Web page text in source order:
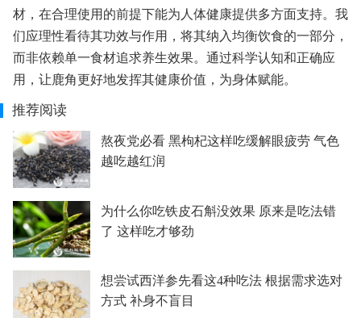
材，在合理使用的前提下能为人体健康提供多方面支持。我
们应理性看待其功效与作用，将其纳入均衡饮食的一部分，
而非依赖单一食材追求养生效果。通过科学认知和正确应
用，让鹿角更好地发挥其健康价值，为身体赋能。
推荐阅读
熬夜党必看 黑枸杞这样吃缓解眼疲劳 气色
越吃越红润
为什么你吃铁皮石斛没效果 原来是吃法错
了 这样吃才够劲
想尝试西洋参先看这4种吃法 根据需求选对
方式 补身不盲目